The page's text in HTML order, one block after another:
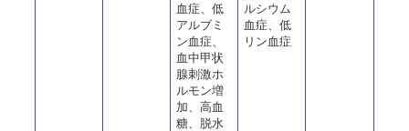
血症、低
アルブミ
ン血症、
血中甲状
腺刺激ホ
ルモン増
加、高血
糖、脱水
ルシウム
血症、低
リン血症